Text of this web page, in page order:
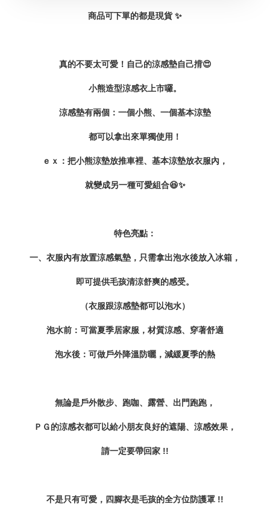
商品可下單的都是現貨 ✨
真的不要太可愛！ 自己的涼感墊自己揹😍
小熊造型涼感衣上市囉。
涼感墊有兩個：一個小熊、一個基本涼墊
都可以拿出來單獨使用！
ｅｘ：把小熊涼墊放推車裡、基本涼墊放衣服內，
就變成另一種可愛組合😆✨
特色亮點：
一、衣服內有放置涼感氣墊，只需拿出泡水後放入冰箱，
即可提供毛孩清涼舒爽的感受。
（衣服跟涼感墊都可以泡水）
泡水前：可當夏季居家服，材質涼感、穿著舒適
泡水後：可做戶外降溫防曬，減緩夏季的熱
無論是戶外散步、跑咖、露營、出門跑跑，
ＰＧ的涼感衣都可以給小朋友良好的遮陽、涼感效果，
請一定要帶回家 !!
不是只有可愛，四腳衣是毛孩的全方位防護罩 !!